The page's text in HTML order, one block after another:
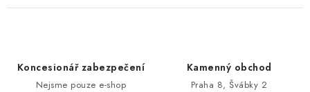
Zámečnické služby Státní instituce
Zabezpečení bytů
Zabezpečení firem (administrativních budov) a tovarních
komplexů
Koncesionář zabezpečení
Nejsme pouze e-shop
Kamenný obchod
Praha 8, Švábky 2